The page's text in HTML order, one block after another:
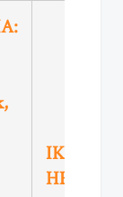
IKUSI
HEMEN